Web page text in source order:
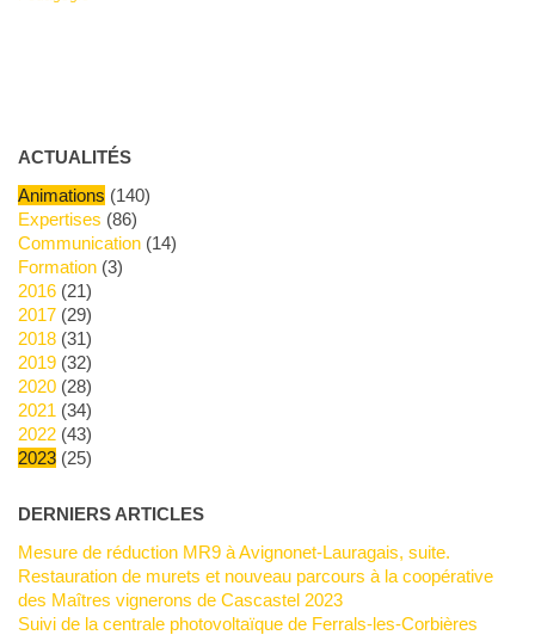
ACTUALITÉS
Animations (140)
Expertises (86)
Communication(14)
Formation(3)
2016(21)
2017(29)
2018(31)
2019(32)
2020(28)
2021 (34)
2022(43)
2023(25)
DERNIERS ARTICLES
Mesure de réduction MR9 à Avignonet-Lauragais, suite.
Restauration de murets et nouveau parcours à la coopérative
des Maîtres vignerons de Cascastel 2023
Suivi de la centrale photovoltaïque de Ferrals-les-Corbières